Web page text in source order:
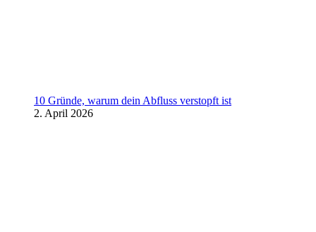
10 Gründe, warum dein Abfluss verstopft ist
2. April 2026